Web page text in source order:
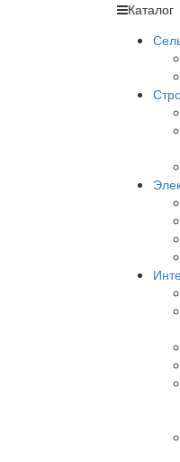
Каталог